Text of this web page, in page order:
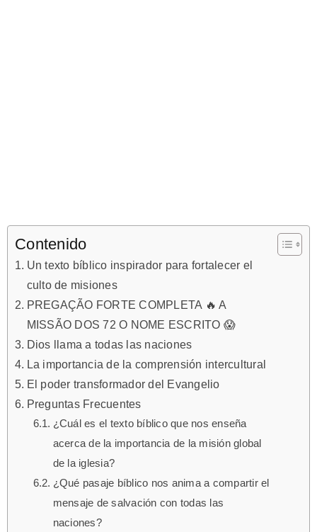
Contenido
Un texto bíblico inspirador para fortalecer el
culto de misiones
PREGAÇÃO FORTE COMPLETA 🔥 A
MISSÃO DOS 72 O NOME ESCRITO 😱
Dios llama a todas las naciones
La importancia de la comprensión intercultural
El poder transformador del Evangelio
Preguntas Frecuentes
¿Cuál es el texto bíblico que nos enseña
acerca de la importancia de la misión global
de la iglesia?
¿Qué pasaje bíblico nos anima a compartir el
mensaje de salvación con todas las
naciones?